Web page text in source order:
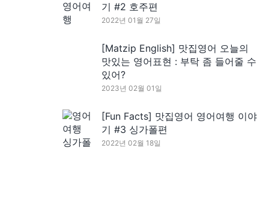
기 #2 호주편
2022년 01월 27일
[Matzip English] 맛집영어 오늘의
맛있는 영어표현 : 부탁 좀 들어줄 수
있어?
2023년 02월 01일
[Fun Facts] 맛집영어 영어여행 이야
기 #3 싱가폴편
2022년 02월 18일